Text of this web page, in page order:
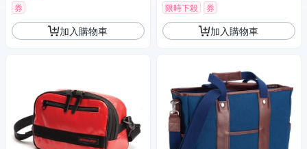
券
加入購物車
限時下殺
券
加入購物車